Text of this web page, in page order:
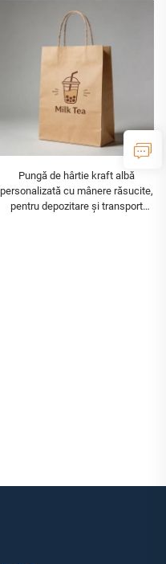
Pungă de hârtie kraft albă
personalizată cu mânere răsucite,
pentru depozitare și transport